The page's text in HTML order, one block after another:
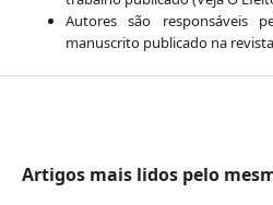
Autores são responsáveis
manuscrito publicado na
Artigos mais lidos pelo